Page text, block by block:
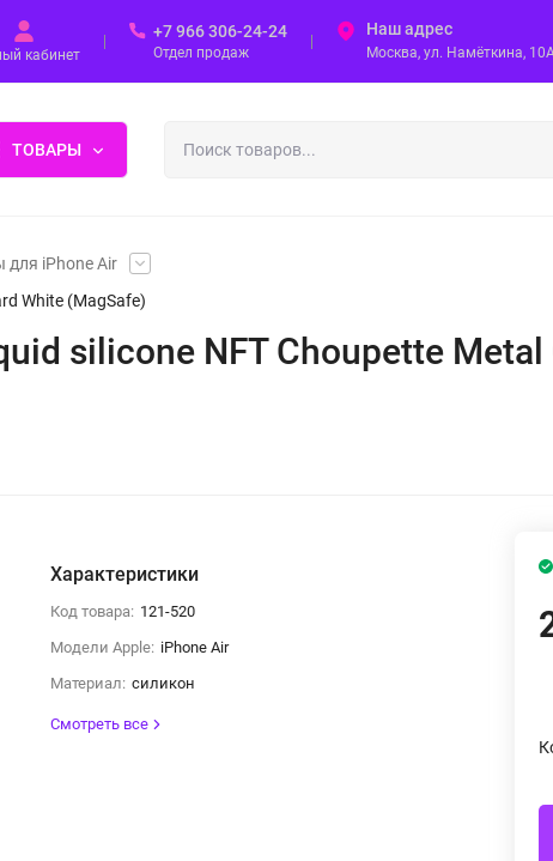
кабинет
+7 966 306-24-24
Отдел продаж
Наш адрес
Москва, ул. Намёткина,
ТОВАРЫ
для iPhone Air
White (MagSafe)
silicone NFT Choupette Metal
Характеристики
Код товара: 121-520
Модели Apple: iPhone Air
Материал: силикон
Смотреть все